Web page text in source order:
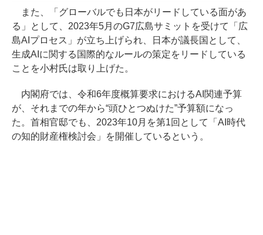
また、「グローバルでも日本がリードしている面があ
る」として、2023年5月のG7広島サミットを受けて「広
島AIプロセス」が立ち上げられ、日本が議長国として、
生成AIに関する国際的なルールの策定をリードしている
ことを小村氏は取り上げた。
内閣府では、令和6年度概算要求におけるAI関連予算
が、それまでの年から“頭ひとつぬけた”予算額になっ
た。首相官邸でも、2023年10月を第1回として「AI時代
の知的財産権検討会」を開催しているという。